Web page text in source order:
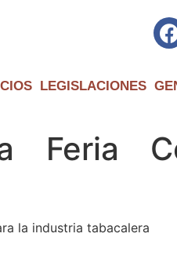
LEGISLACIONES
Feria
la industria tabacalera